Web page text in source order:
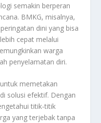
semakin berperan
BMKG, misalnya,
dini yang bisa
cepat melalui
warga
penyelamatan diri.
memetakan
solusi efektif. Dengan
titik-titik
yang terjebak tanpa